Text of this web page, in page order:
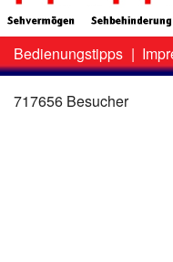
Zweit-
Menü
Bedienungstipps |
717656 Besucher